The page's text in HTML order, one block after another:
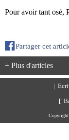
Pour avoir tant osé,
Partager cet
+ Plus d'articles
|
[